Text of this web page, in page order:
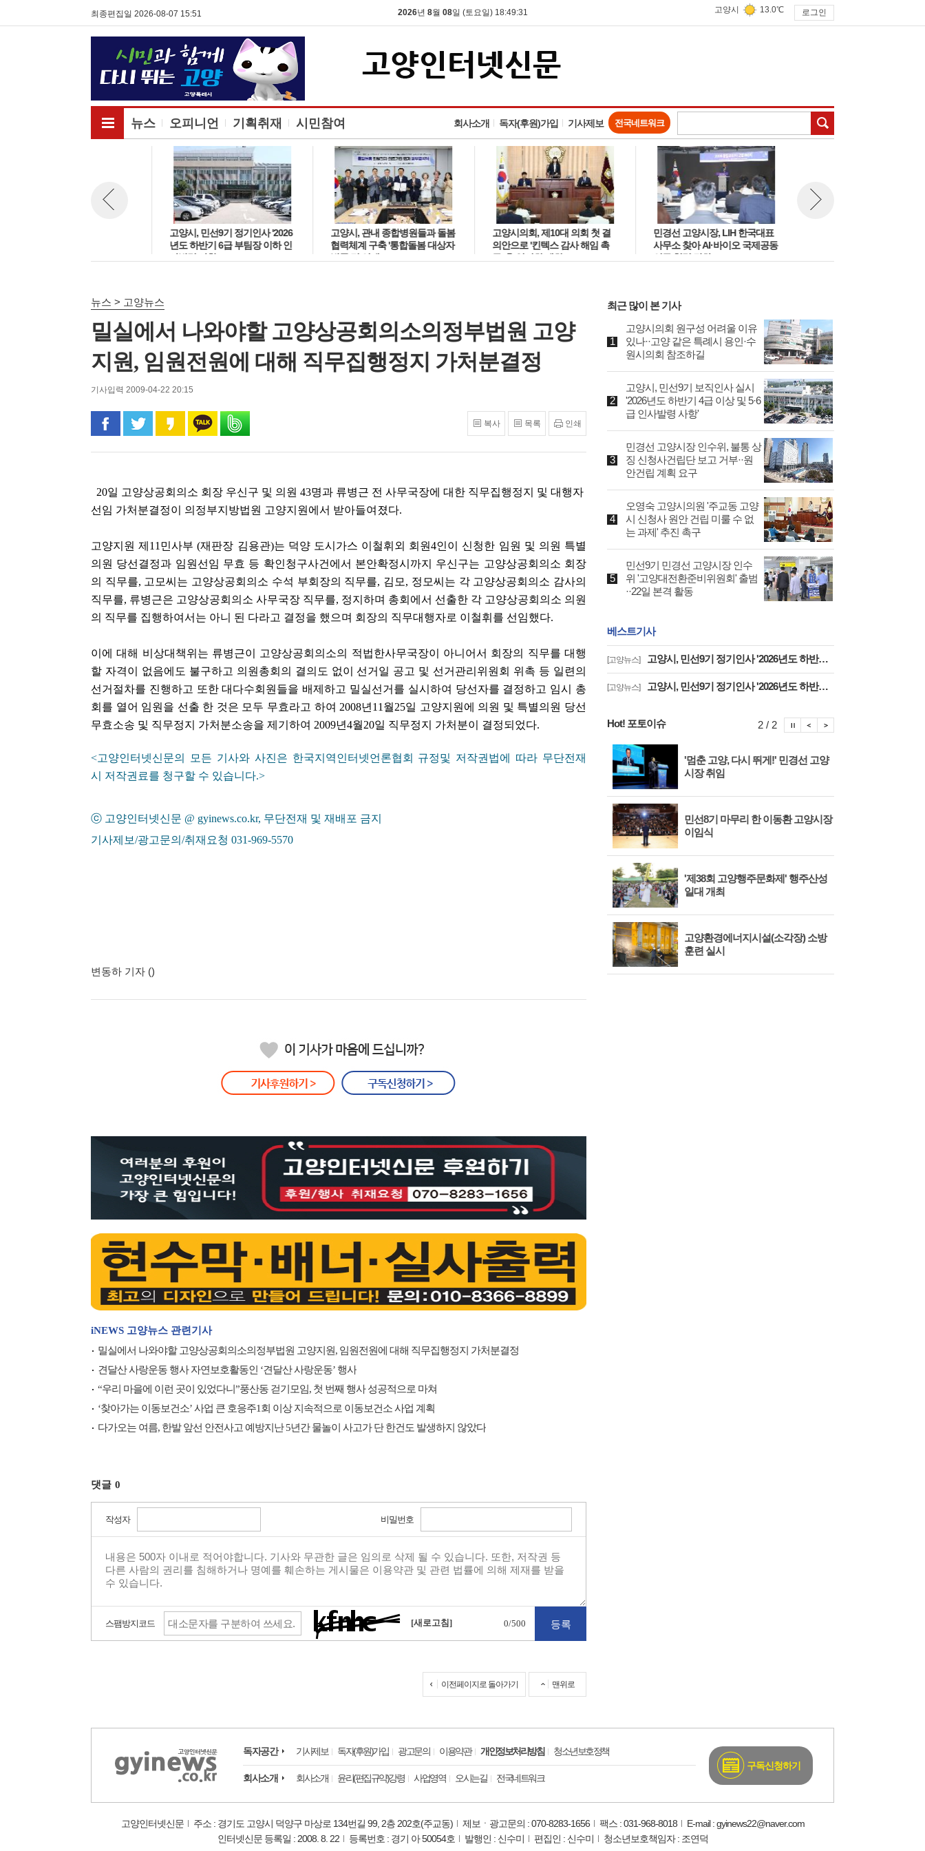
최종편집일 2026-08-07 15:51 2026년 8월 08일 (토요일) 18:49:32 고양시 13.0℃ 로그인
뉴스 오피니언 기획취재 시민참여 회사소개 독자(후원)가입 기사제보 전국네트워크
전체메뉴보기
고양시, 민선9기 정기인사 '2026
년도 하반기 6급 부팀장 이하 인
사발령 사항'
고양시, 관내 종합병원들과 돌봄
협력체계 구축 '통합돌봄 대상자
발굴 및 연계'
고양시의회, 제10대 의회 첫 결
의안으로 '킨텍스 감사 해임 촉
구' 후 임시회 폐회
민경선 고양시장, LIH 한국대표
사무소 찾아 AI·바이오 국제공동
연구 협력 강화
뉴스 > 고양뉴스
밀실에서 나와야할 고양상공회의소의정부법원 고양
지원, 임원전원에 대해 직무집행정지 가처분결정
기사입력 2009-04-22 20:15
페이스북으로 공유
트위터로 공유카카오 스토리로 공유
카카오톡으로 공유
복사 목록 인쇄
20일 고양상공회의소 회장 우신구 및 의원 43명과 류병근 전 사무국장에 대한 직무집행정지 및 대행자
선임 가처분결정이 의정부지방법원 고양지원에서 받아들여졌다.
고양지원 제11민사부 (재판장 김용관)는 덕양 도시가스 이철휘외 회원4인이 신청한 임원 및 의원 특별
의원 당선결정과 임원선임 무효 등 확인청구사건에서 본안확정시까지 우신구는 고양상공회의소 회장
의 직무를, 고모씨는 고양상공회의소 수석 부회장의 직무를, 김모, 정모씨는 각 고양상공회의소 감사의
직무를, 류병근은 고양상공회의소 사무국장 직무를, 정지하며 총회에서 선출한 각 고양상공회의소 의원
의 직무를 집행하여서는 아니 된 다라고 결정을 했으며 회장의 직무대행자로 이철휘를 선임했다.
이에 대해 비상대책위는 류병근이 고양상공회의소의 적법한사무국장이 아니어서 회장의 직무를 대행
할 자격이 없음에도 불구하고 의원총회의 결의도 없이 선거일 공고 및 선거관리위원회 위촉 등 일련의
선거절차를 진행하고 또한 대다수회원들을 배제하고 밀실선거를 실시하여 당선자를 결정하고 임시 총
회를 열어 임원을 선출 한 것은 모두 무효라고 하여 2008년11월25일 고양지원에 의원 및 특별의원 당선
무효소송 및 직무정지 가처분소송을 제기하여 2009년4월20일 직무정지 가처분이 결정되었다.
<고양인터넷신문의 모든 기사와 사진은 한국지역인터넷언론협회 규정및 저작권법에 따라 무단전재
시 저작권료를 청구할 수 있습니다.>
ⓒ 고양인터넷신문 @ gyinews.co.kr, 무단전재 및 재배포 금지
기사제보/광고문의/취재요청 031-969-5570
변동하 기자 ()
iNEWS 고양뉴스 관련기사
밀실에서 나와야할 고양상공회의소의정부법원 고양지원, 임원전원에 대해 직무집행정지 가처분결정
견달산 사랑운동 행사 자연보호활동인 ‘견달산 사랑운동’ 행사
“우리 마을에 이런 곳이 있었다니”풍산동 걷기모임, 첫 번째 행사 성공적으로 마쳐
‘찾아가는 이동보건소’ 사업 큰 호응주1회 이상 지속적으로 이동보건소 사업 계획
다가오는 여름, 한발 앞선 안전사고 예방지난 5년간 물놀이 사고가 단 한건도 발생하지 않았다
댓글 0
작성자 비밀번호
스팸방지코드 [새로고침] 0/500
이전페이지로 돌아가기 맨위로
최근 많이 본 기사
고양시의회 원구성 어려울 이유
있나··고양 같은 특례시 용인·수
원시의회 참조하길
고양시, 민선9기 보직인사 실시
'2026년도 하반기 4급 이상 및 5·6
급 인사발령 사항'
민경선 고양시장 인수위, 불통 상
징 신청사건립단 보고 거부··원
안건립 계획 요구
오영숙 고양시의원 '주교동 고양
시 신청사 원안 건립 미룰 수 없
는 과제' 추진 촉구
민선9기 민경선 고양시장 인수
위 '고양대전환준비위원회' 출범
··22일 본격 활동
베스트기사
[고양뉴스] 고양시, 민선9기 정기인사 '2026년도 하반기 6급 팀장 인사발령 사항'
[고양뉴스] 고양시, 민선9기 정기인사 '2026년도 하반기 6급 부팀장 이하 인사발령 사항'
Hot! 포토이슈
'멈춘 고양, 다시 뛰게!' 민경선 고양
시장 취임
민선8기 마무리 한 이동환 고양시장
고양시 폭염특보에 '도로 살수차' 전
'멈춘 고양, 다시 뛰게!' 민경선 고양
시장 취임
민선8기 마무리 한 이동환 고양시장
이임식
'제38회 고양행주문화제' 행주산성
일대 개최
고양환경에너지시설(소각장) 소방
훈련 실시
2 / 2 포토이슈 이전보기
포토이슈 정지
독자공간 기사제보 독자(후원)가입 광고문의 이용약관 개인정보처리방침 청소년보호정책
회사소개 회사소개 윤리(편집규약)강령 사업영역 오시는길 전국네트워크
구독신청하기
고양인터넷신문 주소 : 경기도 고양시 덕양구 마상로 134번길 99, 2층 202호(주교동) 제보ㆍ광고문의 : 070-8283-1656 팩스 : 031-968-8018
E-mail : gyinews22@naver.com
인터넷신문 등록일 : 2008. 8. 22
등록번호 : 경기 아 50054호 발행인 : 신수미 편집인 : 신수미 청소년보호책임자 : 조연덕